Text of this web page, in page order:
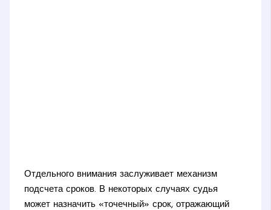
Отдельного внимания заслуживает механизм
подсчета сроков. В некоторых случаях судья
может назначить «точечный» срок, отражающий